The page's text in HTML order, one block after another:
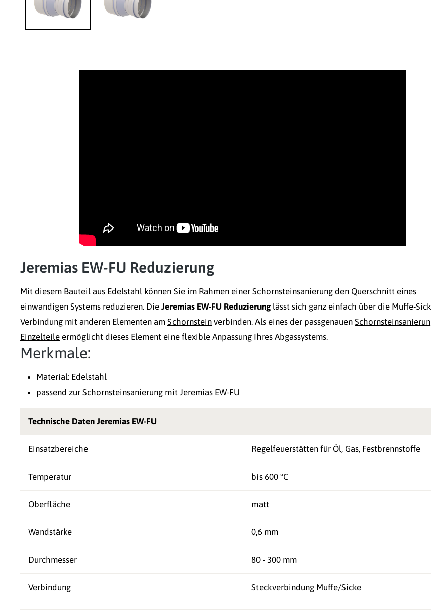
Jeremias EW-FU Reduzierung
Mit diesem Bauteil aus Edelstahl können Sie im Rahmen einer Schornsteinsanierung den Querschnitt eines
einwandigen Systems reduzieren. Die Jeremias EW-FU Reduzierung lässt sich ganz einfach über die Muffe-
Verbindung mit anderen Elementen am Schornstein verbinden. Als eines der passgenauen
Einzelteile ermöglicht dieses Element eine flexible Anpassung Ihres Abgassystems.
Merkmale:
Material: Edelstahl
passend zur Schornsteinsanierung mit Jeremias EW-FU
Technische Daten Jeremias EW-FU
Einsatzbereiche Regelfeuerstätten für Öl, Gas, Festbrennstoffe
Temperatur bis 600 °C
Oberfläche matt
Wandstärke 0,6 mm
Durchmesser 80 - 300 mm
Verbindung Steckverbindung Muffe/Sicke